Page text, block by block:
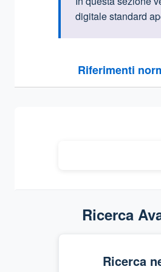
digitale standard
Riferimenti
Sezione compressa
Ricerca
Ricerca